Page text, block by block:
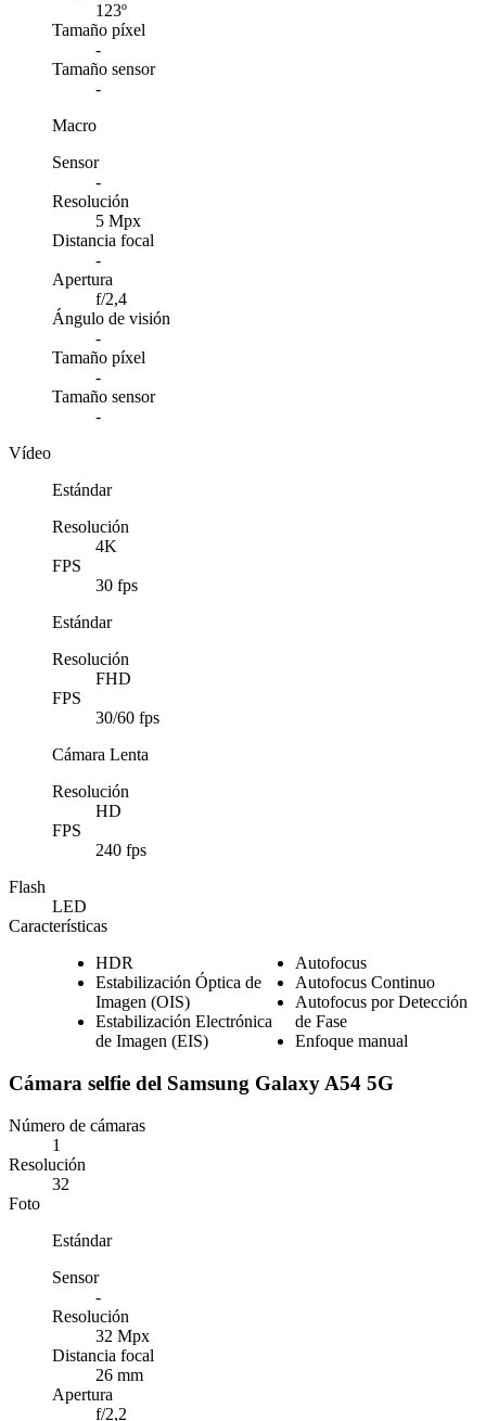
123º
Tamaño píxel
-
Tamaño sensor
-
Macro
Sensor
-
Resolución
5 Mpx
Distancia focal
-
Apertura
f/2,4
Ángulo de visión
-
Tamaño píxel
-
Tamaño sensor
-
Vídeo
Estándar
Resolución
4K
FPS
30 fps
Estándar
Resolución
FHD
FPS
30/60 fps
Cámara Lenta
Resolución
HD
FPS
240 fps
Flash
LED
Características
HDR
Estabilización Óptica de
Imagen (OIS)
Estabilización Electrónica
de Imagen (EIS)
Autofocus
Autofocus Continuo
Autofocus por Detección
de Fase
Enfoque manual
Cámara selfie del Samsung Galaxy A54 5G
Número de cámaras
1
Resolución
32
Foto
Estándar
Sensor
-
Resolución
32 Mpx
Distancia focal
26 mm
Apertura
f/2,2